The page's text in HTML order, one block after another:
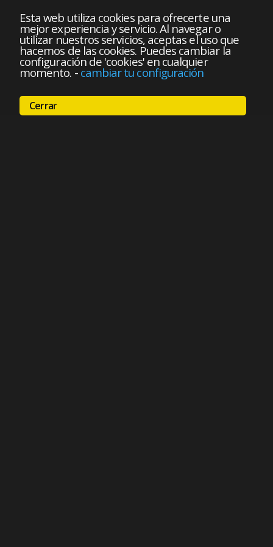
Esta web utiliza cookies para ofrecerte una
mejor experiencia y servicio. Al navegar o
utilizar nuestros servicios, aceptas el uso que
hacemos de las cookies. Puedes cambiar la
configuración de 'cookies' en cualquier
momento. - cambiar tu configuración
Cerrar